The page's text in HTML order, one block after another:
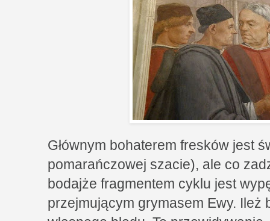
Głównym bohaterem fresków jest
pomarańczowej szacie), ale co
bodajże fragmentem cyklu jest
przejmującym grymasem Ewy. Ileż